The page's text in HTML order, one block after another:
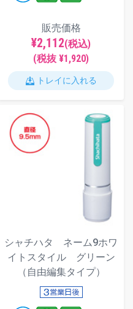
販売価格
¥2,112(税込)
(税抜 ¥1,920)
トレイに入れる
シャチハタ ネーム9ホワ
イトスタイル グリーン
（自由編集タイプ）